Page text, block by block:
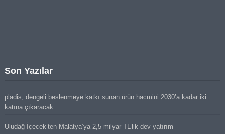
Son Yazılar
pladis, dengeli beslenmeye katkı sunan ürün hacmini 2030’a kadar iki
katına çıkaracak
Uludağ İçecek’ten Malatya’ya 2,5 milyar TL’lik dev yatırım